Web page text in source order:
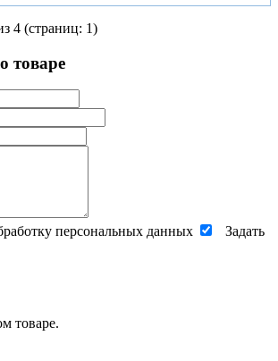
4 (страниц: 1)
товаре
персональных данных
Задать
товаре.